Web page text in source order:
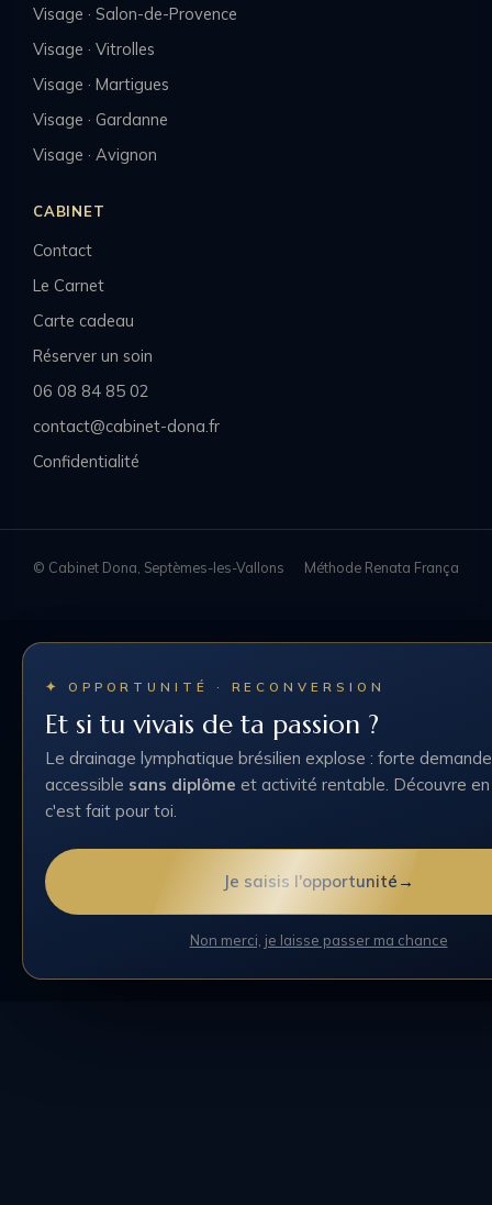
Visage · Salon-de-Provence
Visage · Vitrolles
Visage · Martigues
Visage · Gardanne
Visage · Avignon
CABINET
Contact
Le Carnet
Carte cadeau
Réserver un soin
06 08 84 85 02
contact@cabinet-dona.fr
Confidentialité
© Cabinet Dona, Septèmes-les-Vallons Méthode Renata França
✦ OPPORTUNITÉ · RECONVERSION
Et si tu vivais de ta passion ?
Le drainage lymphatique brésilien explose : forte
accessible sans diplôme et activité rentable. Découvre
c'est fait pour toi.
Je saisis l'opportunité →
Non merci, je laisse passer ma chance